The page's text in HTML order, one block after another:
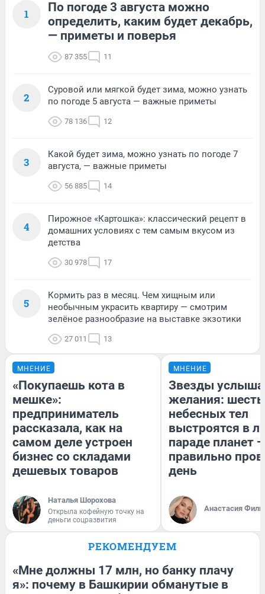
1
По погоде 3 августа можно
определить, каким будет декабрь,
— приметы и поверья
87 355 11
2
Суровой или мягкой будет зима, можно узнать
по погоде 5 августа — важные приметы
78 136 12
3
Какой будет зима, можно узнать по погоде 7
августа, — важные приметы
56 885 14
4
Пирожное «Картошка»: классический рецепт в
домашних условиях с тем самым вкусом из
детства
30 978 17
5
Кормить раз в месяц. Чем хищным или
необычным украсить квартиру — смотрим
зелёное разнообразие на выставке экзотики
27 011 13
МНЕНИЕ
«Покупаешь кота в
мешке»:
предприниматель
рассказала, как на
самом деле устроен
бизнес со складами
дешевых товаров
Наталья Шорохова
Открыла кофейную точку на
деньги соцразвития
МНЕНИЕ
Звезды
желания: шесть
небесных тел
выстроятся в
параде планет
правильно
день
Анастасия
РЕКОМЕНДУЕМ
«Мне должны 17 млн, но банку плачу
я»: почему в Башкирии обманутые в